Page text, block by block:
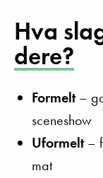
Hva
dere?
Formelt–
sceneshow
Uformelt–
mat